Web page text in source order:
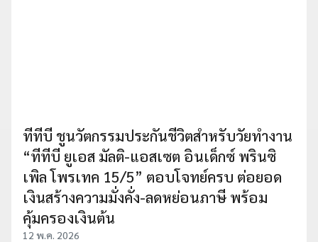
ทีทีบี ชูนวัตกรรมประกันชีวิตสำหรับวัยทำงาน
“ทีทีบี ยูเอส มัลติ-แอสเซต อินเด็กซ์ พรินซิ
เพิล โพรเทค 15/5” ตอบโจทย์ครบ ต่อยอด
เงินสร้างความมั่งคั่ง-ลดหย่อนภาษี พร้อม
คุ้มครองเงินต้น
12 พ.ค. 2026